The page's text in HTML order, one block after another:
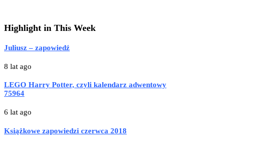
Highlight in This Week
Juliusz – zapowiedź
8 lat ago
LEGO Harry Potter, czyli kalendarz adwentowy
75964
6 lat ago
Książkowe zapowiedzi czerwca 2018